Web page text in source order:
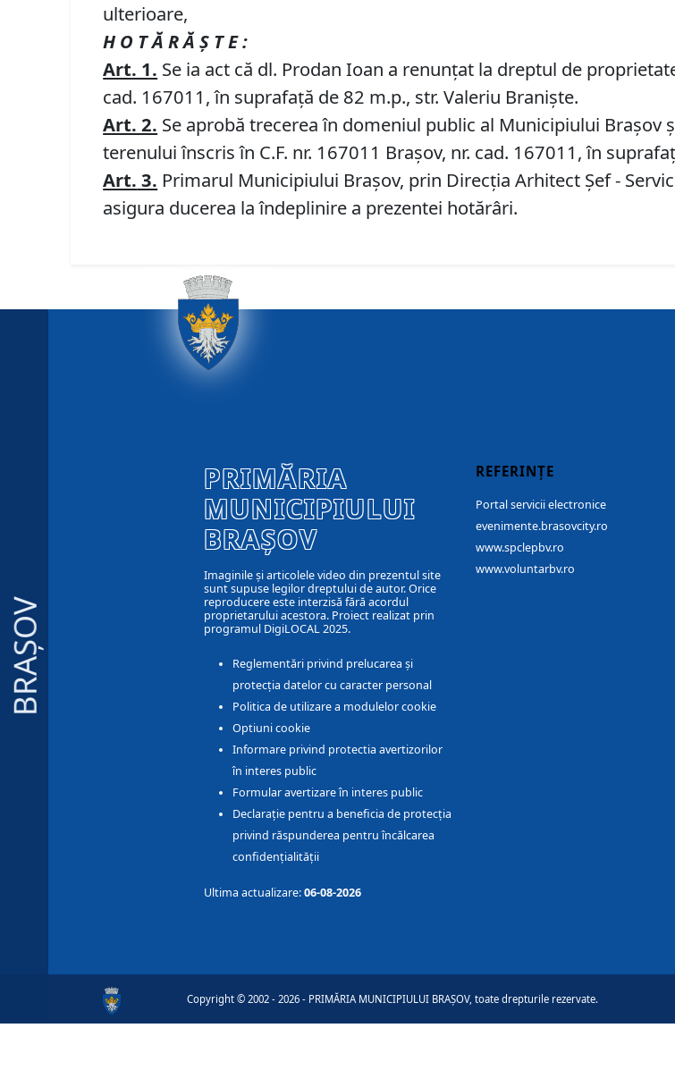
ulterioare,
H O T Ă R Ă Ş T E :
Art. 1. Se ia act că dl. Prodan Ioan a renunțat la dreptul de
cad. 167011, în suprafață de 82 m.p., str. Valeriu Braniște.
Art. 2. Se aprobă trecerea în domeniul public al Municipiului Braşov
terenului înscris în C.F. nr. 167011 Brașov, nr. cad. 167011, în
Art. 3. Primarul Municipiului Braşov, prin Direcţia Arhitect Şef -
asigura ducerea la îndeplinire a prezentei hotărâri.
BRAȘOV
PRIMĂRIA
MUNICIPIULUI
BRAȘOV
Imaginile și articolele video din prezentul site
sunt supuse legilor dreptului de autor. Orice
reproducere este interzisă fără acordul
proprietarului acestora. Proiect realizat prin
programul DigiLOCAL 2025.
Reglementări privind prelucarea și
protecția datelor cu caracter personal
Politica de utilizare a modulelor cookie
Optiuni cookie
Informare privind protectia avertizorilor
în interes public
Formular avertizare în interes public
Declarație pentru a beneficia de protecția
privind răspunderea pentru încălcarea
confidențialității
Ultima actualizare:06-08-2026
REFERINȚE
Portal servicii electronice
evenimente.brasovcity.ro
www.spclepbv.ro
www.voluntarbv.ro
Copyright © 2002 - 2026 - PRIMĂRIA MUNICIPIULUI BRAȘOV, toate drepturile rezervate.